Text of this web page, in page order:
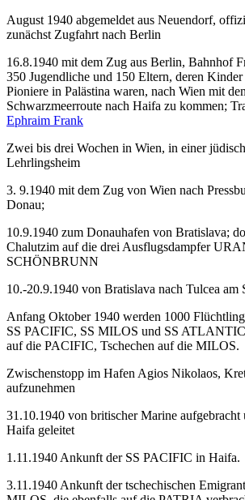
August 1940 abgemeldet aus Neuendorf,
zunächst Zugfahrt nach Berlin
16.8.1940 mit dem Zug aus Berlin, Bahnhof
350 Jugendliche und 150 Eltern, deren Kinder
Pioniere in Palästina waren, nach Wien mit
Schwarzmeerroute nach Haifa zu kommen;
Ephraim Frank
Zwei bis drei Wochen in Wien, in einer
Lehrlingsheim
3. 9.1940 mit dem Zug von Wien nach
Donau;
10.9.1940 zum Donauhafen von Bratislava;
Chalutzim auf die drei Ausflugsdampfer
SCHÖNBRUNN
10.-20.9.1940 von Bratislava nach Tulcea am
Anfang Oktober 1940 werden 1000
SS PACIFIC, SS MILOS und SS
auf die PACIFIC, Tschechen auf die MILOS.
Zwischenstopp im Hafen Agios Nikolaos,
aufzunehmen
31.10.1940 von britischer Marine
Haifa geleitet
1.11.1940 Ankunft der SS PACIFIC in Haifa.
3.11.1940 Ankunft der tschechischen